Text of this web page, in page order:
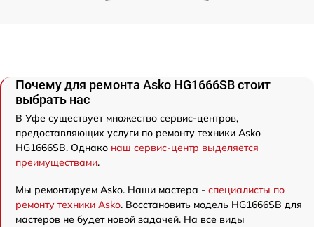
Почему для ремонта Asko HG1666SB стоит
выбрать нас
В Уфе существует множество сервис-центров,
предоставляющих услуги по ремонту техники Asko
HG1666SB. Однако наш сервис-центр выделяется
преимуществами.
Мы ремонтируем Asko. Наши мастера - специалисты по
ремонту техники Asko. Восстановить модель HG1666SB для
мастеров не будет новой задачей. На все виды